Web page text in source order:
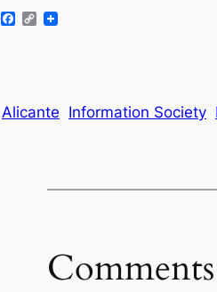
LinkedIn
Facebook
Copy
Alicante Information Society
Comments